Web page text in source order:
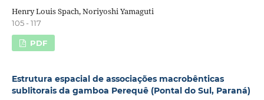
Henry Louis Spach, Noriyoshi Yamaguti
105 - 117
PDF
Estrutura espacial de associações macrobênticas
sublitorais da gamboa Perequê (Pontal do Sul, Paraná)